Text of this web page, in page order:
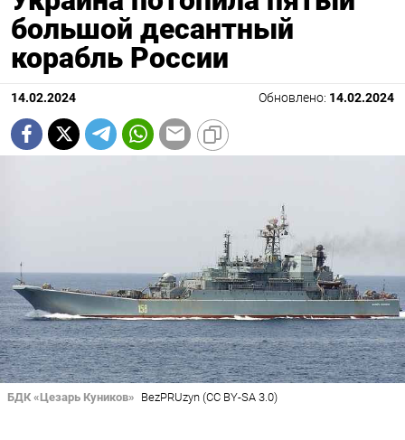
большой десантный
корабль России
14.02.2024 Обновлено: 14.02.2024
БДК «Цезарь Куников» BezPRUzyn (CC BY-SA 3.0)